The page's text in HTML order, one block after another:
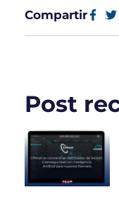
Compartir
Post